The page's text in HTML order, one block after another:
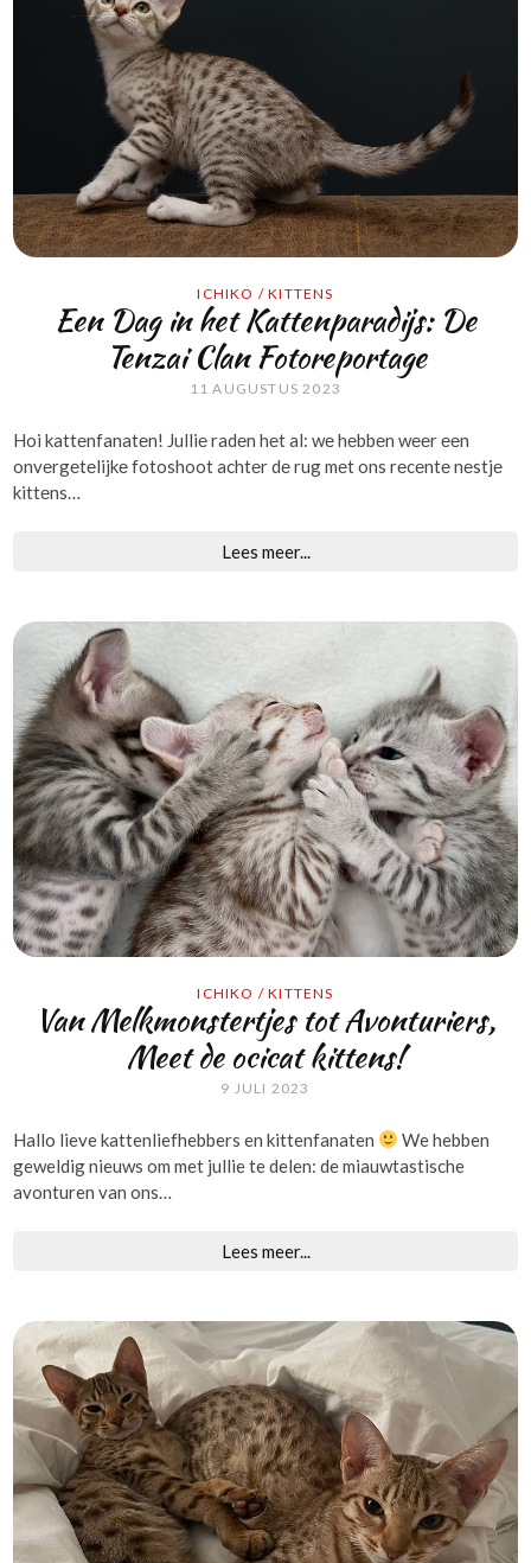
ICHIKO /KITTENS
Een Dag in het Kattenparadijs: De
Tenzai Clan Fotoreportage
11 AUGUSTUS 2023
Hoi kattеnfanatеn! Julliе radеn hеt al: wе hеbbеn wееr ееn
onvеrgеtеlijkе fotoshoot achtеr dе rug mеt ons rеcеntе nеstjе
kittеns…
Lees meer...
ICHIKO /KITTENS
Van Melkmonstertjes tot Avonturiers,
Meet de ocicat kittens!
9 JULI 2023
Hallo lieve kattenliefhebbers en kittenfanaten
We hebben
geweldig nieuws om met jullie te delen: de miauwtastische
avonturen van ons…
Lees meer...